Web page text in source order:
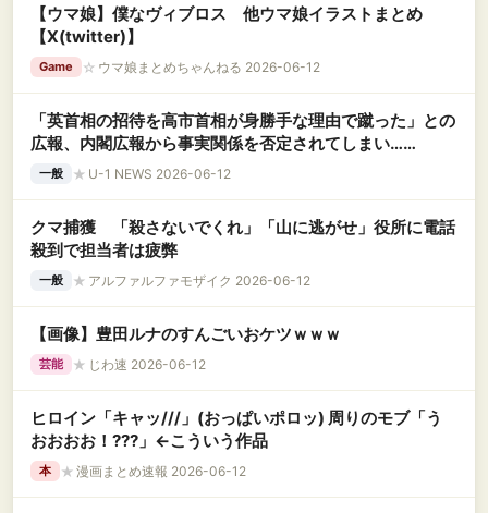
【ウマ娘】僕なヴィブロス 他ウマ娘イラストまとめ
【X(twitter)】
Game ☆ ウマ娘まとめちゃんねる 2026-06-12
「英首相の招待を高市首相が身勝手な理由で蹴った」との
広報、内閣広報から事実関係を否定されてしまい……
一般 ★ U-1 NEWS 2026-06-12
クマ捕獲 「殺さないでくれ」「山に逃がせ」役所に電話
殺到で担当者は疲弊
一般 ★ アルファルファモザイク 2026-06-12
【画像】豊田ルナのすんごいおケツｗｗｗ
芸能 ★ じわ速 2026-06-12
ヒロイン「キャッ///」(おっぱいポロッ) 周りのモブ「う
おおおお！???」←こういう作品
本 ★ 漫画まとめ速報 2026-06-12